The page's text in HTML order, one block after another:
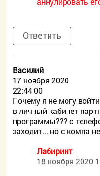
Ответить
Василий
17 ноября 2020
22:44:00
Почему я не могу
в личный кабинет
программы??? с
заходит... но с компа
Лабиринт
18 ноября 2020